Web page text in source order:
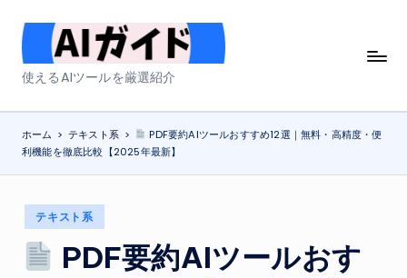
Skip
content
A
ガ
イ
使えるAIツールを厳選紹介
ホーム > テキスト系 >
PDF要約AIツールおすすめ12選｜無料・高精度・便
利機能を徹底比較【2025年最新】
Posted
in
テキスト系
PDF要約AIツールおす